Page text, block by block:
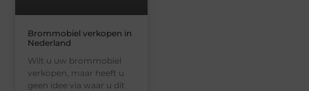
Brommobiel verkopen in
Nederland
Wilt u uw brommobiel
verkopen, maar heeft u
geen idee via waar u dit